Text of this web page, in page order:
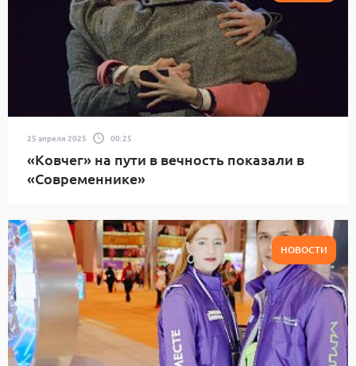
25 апреля 2025 00:25
«Ковчег» на пути в вечность показали в
«Современнике»
НОВОСТИ